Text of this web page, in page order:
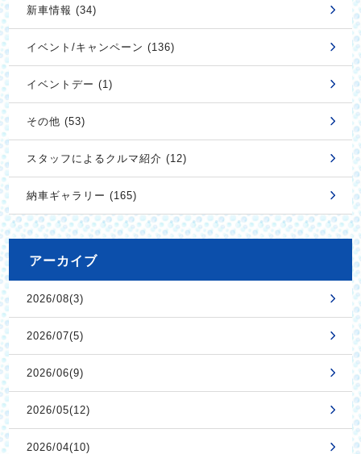
新車情報 (34)
イベント/キャンペーン (136)
イベントデー (1)
その他 (53)
スタッフによるクルマ紹介 (12)
納車ギャラリー (165)
アーカイブ
2026/08(3)
2026/07(5)
2026/06(9)
2026/05(12)
2026/04(10)